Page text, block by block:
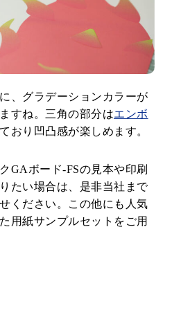
、グラデーションカラーが
すね。三角の部分はエンボ
おり凹凸感が楽しめます。
GAボード-FSの見本や印刷
たい場合は、是非当社まで
ください。この他にも人気
用紙サンプルセットをご用